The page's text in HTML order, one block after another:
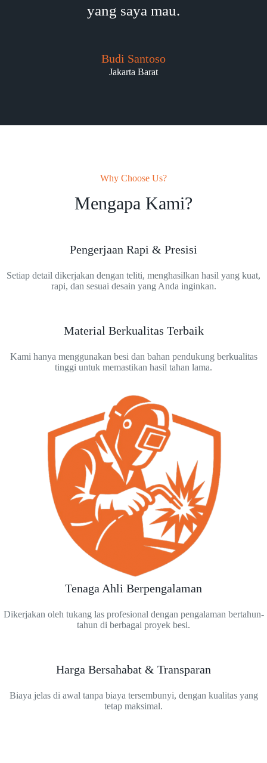
yang saya mau.
Budi Santoso
Jakarta Barat
Why Choose Us?
Mengapa Kami?
Pengerjaan Rapi & Presisi
Setiap detail dikerjakan dengan teliti, menghasilkan hasil yang kuat,
rapi, dan sesuai desain yang Anda inginkan.
Material Berkualitas Terbaik
Kami hanya menggunakan besi dan bahan pendukung berkualitas
tinggi untuk memastikan hasil tahan lama.
Tenaga Ahli Berpengalaman
Dikerjakan oleh tukang las profesional dengan pengalaman bertahun-
tahun di berbagai proyek besi.
Harga Bersahabat & Transparan
Biaya jelas di awal tanpa biaya tersembunyi, dengan kualitas yang
tetap maksimal.